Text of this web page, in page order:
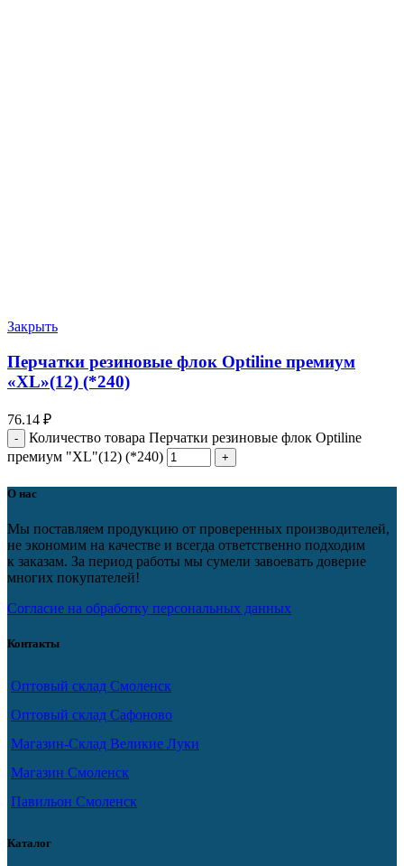
Закрыть
Перчатки резиновые флок Optiline премиум
«XL»(12) (*240)
76.14 ₽
Количество товара Перчатки резиновые флок Optiline
премиум "XL"(12) (*240)
О нас
Мы поставляем продукцию от проверенных производителей,
не экономим на качестве и всегда ответственно подходим
к заказам. За период работы мы сумели завоевать доверие
многих покупателей!
Согласие на обработку персональных данных
Контакты
Оптовый склад Смоленск
Оптовый склад Сафоново
Магазин-Склад Великие Луки
Магазин Смоленск
Павильон Смоленск
Каталог